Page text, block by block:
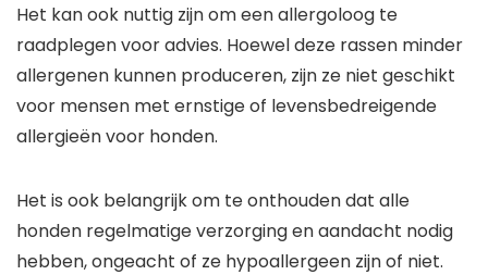
Het kan ook nuttig zijn om een allergoloog te
raadplegen voor advies. Hoewel deze rassen minder
allergenen kunnen produceren, zijn ze niet geschikt
voor mensen met ernstige of levensbedreigende
allergieën voor honden.
Het is ook belangrijk om te onthouden dat alle
honden regelmatige verzorging en aandacht nodig
hebben, ongeacht of ze hypoallergeen zijn of niet.